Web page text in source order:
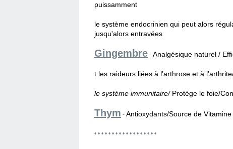
puissamment
le système endocrinien qui peut alors
jusqu'alors entravées
Gingembre - Analgésique naturel /
t les raideurs liées à l’arthrose et à
le système immunitaire/Protége le foie/
Thym - Antioxydants/Source de
• • • • • • • • • • • • • • • • • •